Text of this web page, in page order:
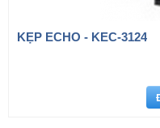
KẸP ECHO - KEC-3124